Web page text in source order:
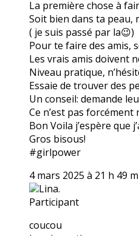
La première chose à
Soit bien dans ta peau,
( je suis passé par la😉)
Pour te faire des amis,
Les vrais amis doivent
Niveau pratique,
Essaie de trouver des
Un conseil: demande
Ce n’est pas
Bon Voila j’espère que
Gros bisous!
#girlpower
4 mars 2025 à 21 h 49
Lina.
Participant
coucou